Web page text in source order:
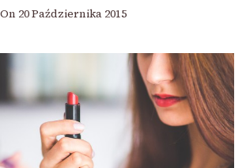
20 Października 2015